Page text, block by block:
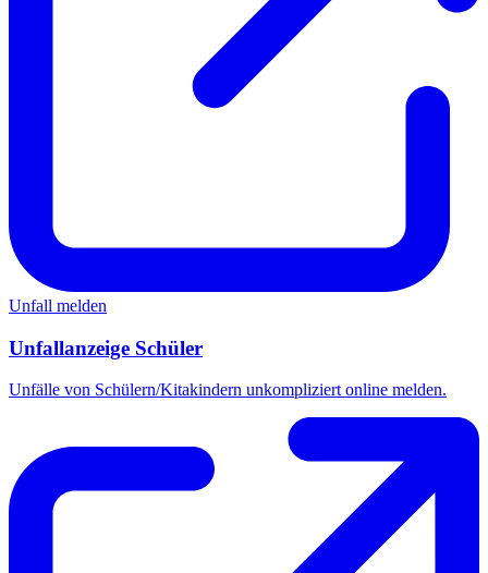
Unfall melden
Unfallanzeige Schüler
Unfälle von Schülern/Kitakindern unkompliziert online melden.